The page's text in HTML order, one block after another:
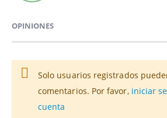
OPINIONES
Solo usuarios registrados
comentarios. Por favor, iniciar
cuenta